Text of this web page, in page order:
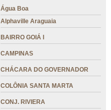
Água Boa
Alphaville Araguaia
BAIRRO GOIÁ I
CAMPINAS
CHÁCARA DO GOVERNADOR
COLÔNIA SANTA MARTA
CONJ. RIVIERA